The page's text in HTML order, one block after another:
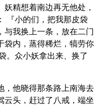
精想着南边再无他处，
『小的们，把我那皮袋
与我换上一条，放在二门
袋内，蒸得稀烂，犒劳你
。众小妖拿出来、换了
，他晓得那条路上南海去
云头，赶过了八戒，端坐